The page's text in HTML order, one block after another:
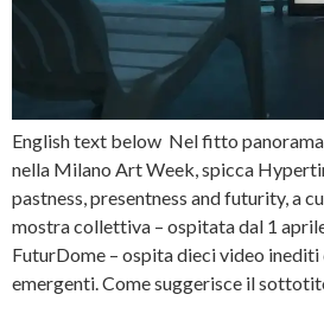
English text below Nel fitto
nella Milano Art Week, spicca
pastness, presentness and futurity, a
mostra collettiva – ospitata dal 1
FuturDome – ospita dieci video
emergenti. Come suggerisce il